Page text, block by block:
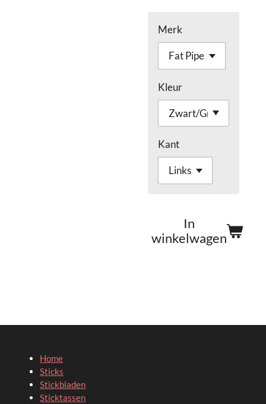
Merk
Kleur
Kant
In
winkelwagen
Home
Sticks
Stickbladen
Sticktassen